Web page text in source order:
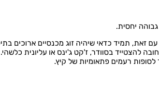
יחסית.
זאת, תמיד כדאי שיהיה זוג מכנסיים ארוכים
להצטייד בסוודר, ז'קט ג'ינס או עליונית כלשהי.
רעמים פתאומיות של קיץ.